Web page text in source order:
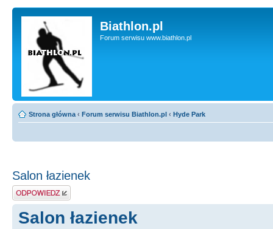
Biathlon.pl
Forum serwisu www.biathlon.pl
Strona główna ‹ Forum serwisu Biathlon.pl ‹ Hyde Park
Salon łazienek
Wyślij odpowiedź
Salon łazienek